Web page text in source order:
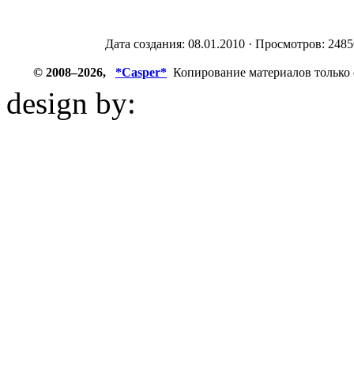
Дата создания: 08.01.2010 · Просмотров:
© 2008–2026, *Casper* Копирование материалов
design by: